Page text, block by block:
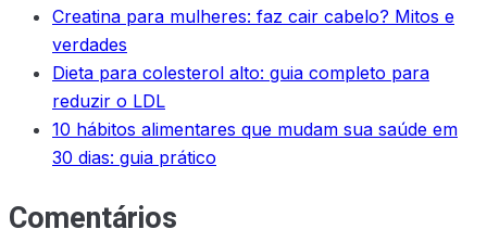
Creatina para mulheres: faz cair cabelo? Mitos e
verdades
Dieta para colesterol alto: guia completo para
reduzir o LDL
10 hábitos alimentares que mudam sua saúde em
30 dias: guia prático
Comentários